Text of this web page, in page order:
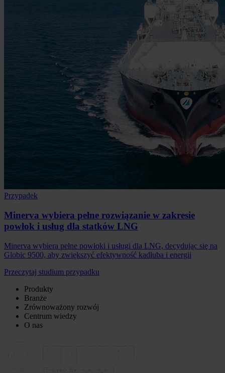
Przypadek
Minerva wybiera pełne rozwiązanie w zakresie
powłok i usług dla statków LNG
Minerva wybiera pełne powłoki i usługi dla LNG, decydując się na
Globic 9500, aby zwiększyć efektywność kadłuba i energii
Przeczytaj studium przypadku
Produkty
Branże
Zrównoważony rozwój
Centrum wiedzy
O nas